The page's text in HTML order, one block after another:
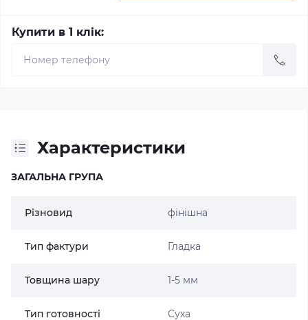
Купити в 1 клік:
Характеристики
ЗАГАЛЬНА ГРУПА
Різновид фінішна
Тип фактури Гладка
Товщина шару 1-5 мм
Тип готовності Суха